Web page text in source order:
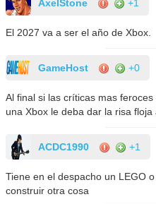
AxelStone +1
El 2027 va a ser el año de Xbox.
GameHost +0
Al final si las críticas mas
una Xbox le deba dar la risa floja
ACDC1990 +1
Tiene en el despacho un LEGO
construir otra cosa